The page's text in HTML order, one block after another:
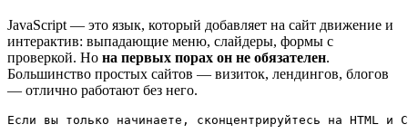
JavaScript — это язык, который добавляет на сайт движение и
интерактив: выпадающие меню, слайдеры, формы с
проверкой. Но на первых порах он не обязателен.
Большинство простых сайтов — визиток, лендингов, блогов
— отлично работают без него.
Если вы только начинаете, сконцентрируйтесь на HTML